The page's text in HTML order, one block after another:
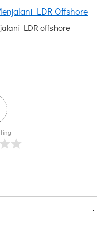
LDR Offshore
LDR offshore